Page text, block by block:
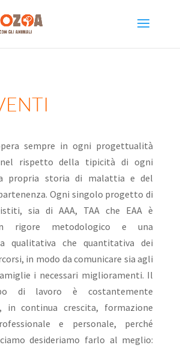
sempre in ogni progettualità
rispetto della tipicità di ogni
propria storia di malattia e del
Ogni singolo progetto di
sia di AAA, TAA che EAA è
rigore metodologico e una
qualitativa che quantitativa dei
in modo da comunicare sia agli
i necessari miglioramenti. Il
di lavoro è costantemente
in continua crescita, formazione
e personale, perché
desideriamo farlo al meglio: